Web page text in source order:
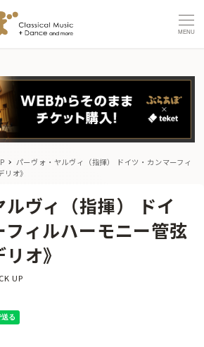
MENU
パーヴォ・ヤルヴィ（指揮） ドイツ・カンマーフィ
オ》
ヴィ（指揮） ドイ
ィルハーモニー管弦
オ》
リー
UP